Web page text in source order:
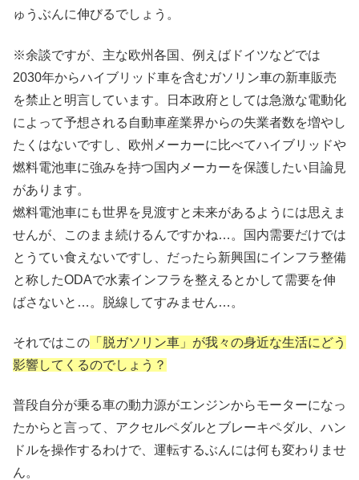
ゅうぶんに伸びるでしょう。
※余談ですが、主な欧州各国、例えばドイツなどでは
2030年からハイブリッド車を含むガソリン車の新車販売
を禁止と明言しています。
日本政府としては急激な電動化
によって予想される自動車産業界からの失業者数を増やし
たくはないですし、欧州メーカーに比べてハイブリッドや
燃料電池車に強みを持つ国内メーカーを保護したい目論見
があります。
燃料電池車にも世界を見渡すと未来があるようには思えま
せんが、このまま続けるんですかね…。国内需要だけでは
とうてい食えないですし、だったら新興国にインフラ整備
と称したODAで水素インフラを整えるとかして需要を伸
ばさないと…。脱線してすみません…。
それではこの 「脱ガソリン車」が我々の身近な生活にどう
影響してくるのでしょう？
普段自分が乗る車の動力源がエンジンからモーターになっ
たからと言って、アクセルペダルとブレーキペダル、ハン
ドルを操作するわけで、運転するぶんには何も変わりませ
ん。